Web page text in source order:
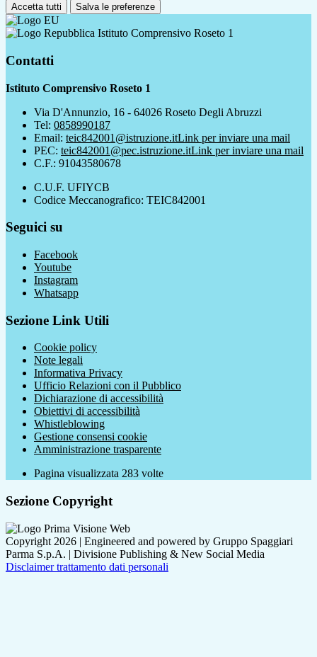
Accetta tutti Salva le preferenze
Istituto Comprensivo Roseto 1
Contatti
Istituto Comprensivo Roseto 1
Via D'Annunzio, 16 - 64026 Roseto Degli Abruzzi
Tel: 0858990187
Email: teic842001@istruzione.itLink per inviare una mail
PEC: teic842001@pec.istruzione.itLink per inviare una mail
C.F.: 91043580678
C.U.F. UFIYCB
Codice Meccanografico: TEIC842001
Seguici su
Facebook
Youtube
Instagram
Whatsapp
Sezione Link Utili
Cookie policy
Note legali
Informativa Privacy
Ufficio Relazioni con il Pubblico
Dichiarazione di accessibilità
Obiettivi di accessibilità
Whistleblowing
Gestione consensi cookie
Amministrazione trasparente
Pagina visualizzata 283 volte
Sezione Copyright
Copyright 2026 | Engineered and powered by Gruppo Spaggiari
Parma S.p.A. | Divisione Publishing & New Social Media
Disclaimer trattamento dati personali